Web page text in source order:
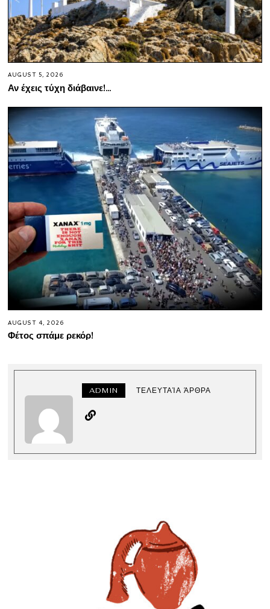
AUGUST 5, 2026
Αν έχεις τύχη διάβαινε!…
AUGUST 4, 2026
Φέτος σπάμε ρεκόρ!
ADMIN ΤΕΛΕΥΤΑΊΑ ΆΡΘΡΑ